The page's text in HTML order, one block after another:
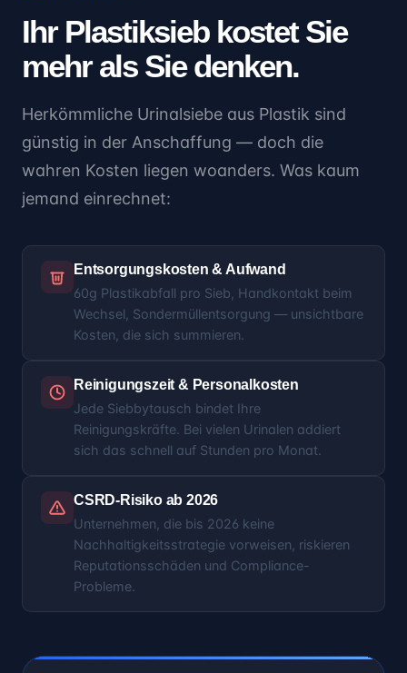
Ihr Plastiksieb kostet Sie
mehr als Sie denken.
Herkömmliche Urinalsiebe aus Plastik sind
günstig in der Anschaffung — doch die
wahren Kosten liegen woanders. Was kaum
jemand einrechnet:
Entsorgungskosten & Aufwand
60g Plastikabfall pro Sieb, Handkontakt beim
Wechsel, Sondermüllentsorgung — unsichtbare
Kosten, die sich summieren.
Reinigungszeit & Personalkosten
Jede Siebbytausch bindet Ihre
Reinigungskräfte. Bei vielen Urinalen addiert
sich das schnell auf Stunden pro Monat.
CSRD-Risiko ab 2026
Unternehmen, die bis 2026 keine
Nachhaltigkeitsstrategie vorweisen, riskieren
Reputationsschäden und Compliance-
Probleme.